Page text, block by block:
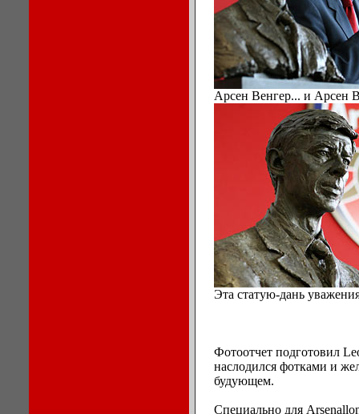
Арсен Венгер... и Арсен
Эта статую-дань
Фотоотчет подготовил
наслодился фотками и
будующем.
Специально для